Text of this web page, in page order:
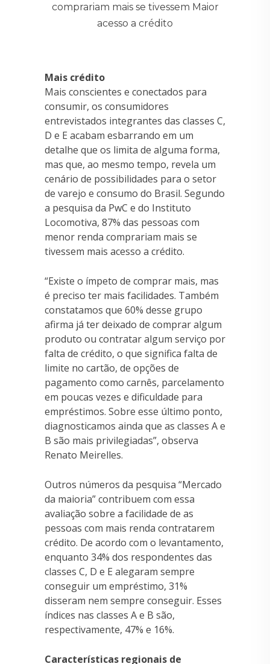
comprariam mais se tivessem Maior
acesso a crédito
Mais crédito
Mais conscientes e conectados para
consumir, os consumidores
entrevistados integrantes das classes C,
D e E acabam esbarrando em um
detalhe que os limita de alguma forma,
mas que, ao mesmo tempo, revela um
cenário de possibilidades para o setor
de varejo e consumo do Brasil. Segundo
a pesquisa da PwC e do Instituto
Locomotiva, 87% das pessoas com
menor renda comprariam mais se
tivessem mais acesso a crédito.
“Existe o ímpeto de comprar mais, mas
é preciso ter mais facilidades. Também
constatamos que 60% desse grupo
afirma já ter deixado de comprar algum
produto ou contratar algum serviço por
falta de crédito, o que significa falta de
limite no cartão, de opções de
pagamento como carnês, parcelamento
em poucas vezes e dificuldade para
empréstimos. Sobre esse último ponto,
diagnosticamos ainda que as classes A e
B são mais privilegiadas”, observa
Renato Meirelles.
Outros números da pesquisa “Mercado
da maioria” contribuem com essa
avaliação sobre a facilidade de as
pessoas com mais renda contratarem
crédito. De acordo com o levantamento,
enquanto 34% dos respondentes das
classes C, D e E alegaram sempre
conseguir um empréstimo, 31%
disseram nem sempre conseguir. Esses
índices nas classes A e B são,
respectivamente, 47% e 16%.
Características regionais de